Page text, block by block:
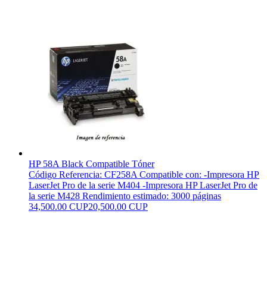
HP 58A Black Compatible Tóner
Código Referencia: CF258A Compatible con: -Impresora HP
LaserJet Pro de la serie M404 -Impresora HP LaserJet Pro de
la serie M428 Rendimiento estimado: 3000 páginas
34,500.00 CUP20,500.00 CUP